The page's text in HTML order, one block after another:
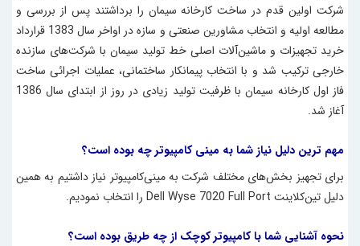
شرکت اولين قدم در ساخت کارخانه سيمان را برداشتند پس از بررسی و
مطالعه اولیه و انتخاب مشاورين صنعتی و سازه در اواخر سال 1383 قرارداد
خريد تجهيزات و ماشين‌آلات اصلی خط توليد سيمان با شرکت‌های سازنده
خارجی ترکیب شد و با انتخاب پيمانکار ساختمانی، عمليات اجرائی ساخت
فاز ‌اول کارخانه سيمان با ظرفيت توليد زیادی در روز از ابتدای سال 1386
آغاز شد.
مهم ترین دلیل نیاز شما به مینی کامپیوترچه بوده است؟
برای تجهیز بخش‌های مختلف شرکت به مینی‌کامپیوتر نیاز داشتیم به همین
دلیلتین‌کلاینت Dell Wyse 7020 Full Port را انتخاب نمودیم.
نحوه آشنایی شما با کامپیوتر کوچک از چه طریق بوده است؟